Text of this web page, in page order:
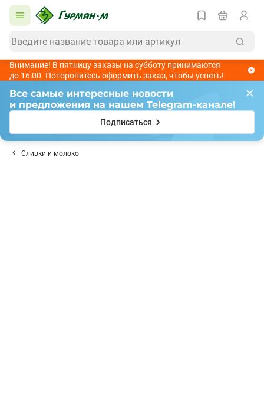
Внимание! В пятницу заказы на субботу принимаются
до 16:00. Поторопитесь оформить заказ, чтобы успеть!
Все самые интересные новости
и предложения на нашем Telegram-канале!
Подписаться
Сливки и молоко